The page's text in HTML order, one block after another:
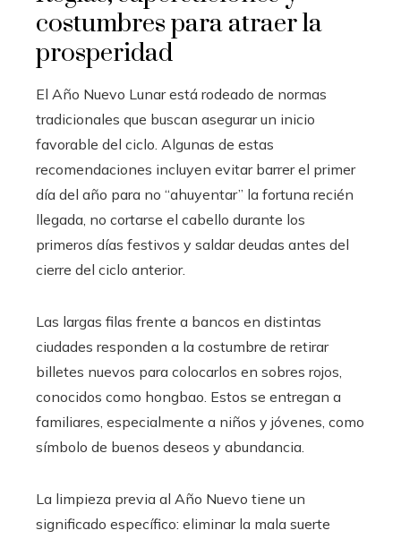
costumbres para atraer la
prosperidad
El Año Nuevo Lunar está rodeado de normas
tradicionales que buscan asegurar un inicio
favorable del ciclo. Algunas de estas
recomendaciones incluyen evitar barrer el primer
día del año para no “ahuyentar” la fortuna recién
llegada, no cortarse el cabello durante los
primeros días festivos y saldar deudas antes del
cierre del ciclo anterior.
Las largas filas frente a bancos en distintas
ciudades responden a la costumbre de retirar
billetes nuevos para colocarlos en sobres rojos,
conocidos como hongbao. Estos se entregan a
familiares, especialmente a niños y jóvenes, como
símbolo de buenos deseos y abundancia.
La limpieza previa al Año Nuevo tiene un
significado específico: eliminar la mala suerte